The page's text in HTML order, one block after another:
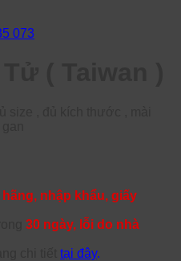
073
nhập khẩu, giấy
30 ngày, lỗi do nhà
tại đây.